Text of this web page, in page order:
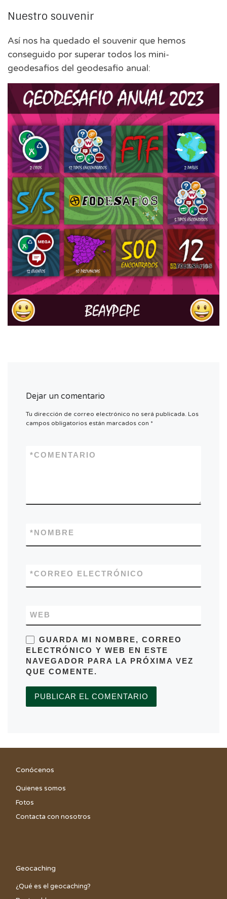
Nuestro souvenir
Así nos ha quedado el souvenir que hemos
conseguido por superar todos los mini-
geodesafios del geodesafio anual:
Dejar un comentario
Tu dirección de correo electrónico no será publicada. Los
campos obligatorios están marcados con *
COMENTARIO
*
NOMBRE
*
CORREO ELECTRÓNICO
*
WEB
GUARDA MI NOMBRE, CORREO
ELECTRÓNICO Y WEB EN ESTE
NAVEGADOR PARA LA PRÓXIMA VEZ
QUE COMENTE.
Conócenos
Quienes somos
Fotos
Contacta con nosotros
Geocaching
¿Qué es el geocaching?